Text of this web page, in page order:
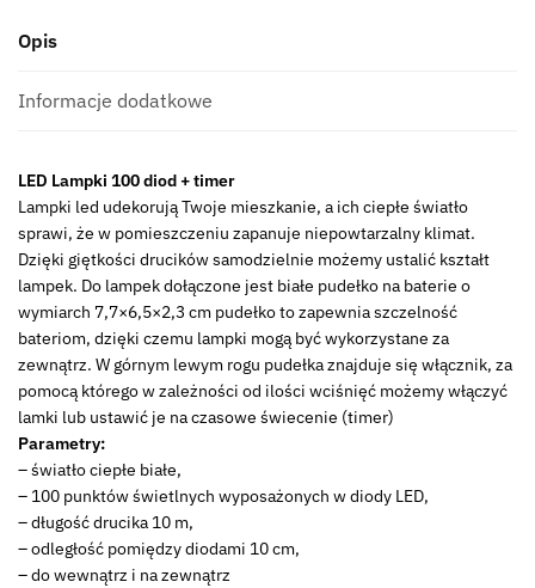
100
10m
LED
wire
silver
warm
white
100
light
23139484
AATO
Opis
Informacje dodatkowe
LED Lampki 100 diod + timer
Lampki led udekorują Twoje mieszkanie, a ich ciepłe światło
sprawi, że w pomieszczeniu zapanuje niepowtarzalny klimat.
Dzięki giętkości drucików samodzielnie możemy ustalić kształt
lampek. Do lampek dołączone jest białe pudełko na baterie o
wymiarch 7,7×6,5×2,3 cm pudełko to zapewnia szczelność
bateriom, dzięki czemu lampki mogą być wykorzystane za
zewnątrz. W górnym lewym rogu pudełka znajduje się włącznik, za
pomocą którego w zależności od ilości wciśnięć możemy włączyć
lamki lub ustawić je na czasowe świecenie (timer)
Parametry:
– światło ciepłe białe,
– 100 punktów świetlnych wyposażonych w diody LED,
– długość drucika 10 m,
– odległość pomiędzy diodami 10 cm,
– do wewnątrz i na zewnątrz